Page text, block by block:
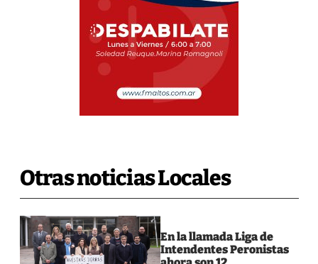
Otras noticias Locales
En la llamada Liga de
Intendentes Peronistas